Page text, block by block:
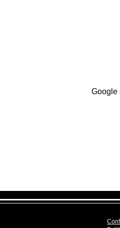
Google